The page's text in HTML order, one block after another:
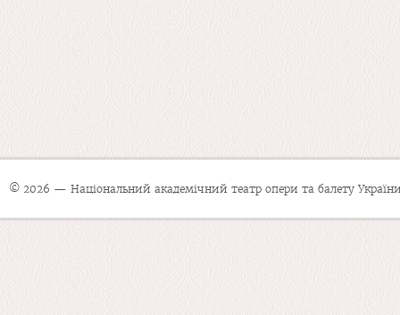
© 2026 — Національний академічний театр опери та балету